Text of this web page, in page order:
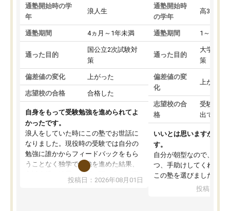
通塾開始時の学
年
浪人生
通塾期間 4ヵ月～1年未満
通った目的
国公立2次試験対
策
偏差値の変化 上がった
志望校の合格 合格した
自身をもって受験勉強を進められてよ
かったです。
浪人をしていた時にこの塾でお世話に
なりました。現役時の受験では自分の
勉強に誰かからフィードバックをもら
うことなく独学で勉強を進めた結果、
入試本番に地歴の学習が間に合わず不
合格となってしまいました。その経験
投稿日：2026年08月01日
通塾開始時
の学年
高3
通塾期間 1～3ヵ月
通った目的
大学入学
策
偏差値の変
化
上がった
志望校の合
格
受験して
出ていな
いいとは思いますが、料
す。
自分が朝型なので、自習
つ、手助けしてくれる設
この塾を選びました。
投稿日：